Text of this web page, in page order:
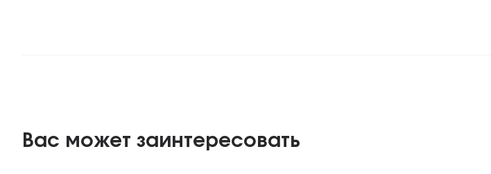
Вас может заинтересовать